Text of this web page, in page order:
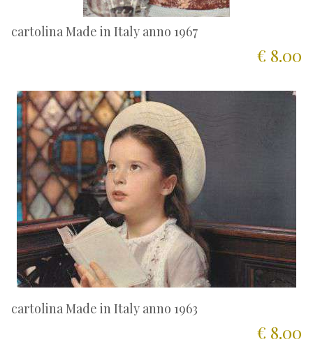
cartolina Made in Italy anno 1967
€ 8.00
cartolina Made in Italy anno 1963
€ 8.00